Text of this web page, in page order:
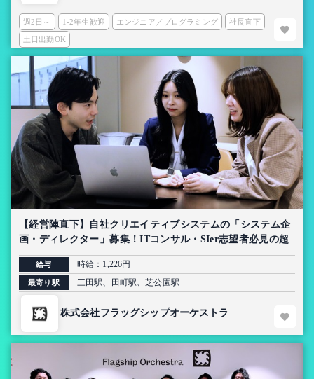
週2日～ 1-2年生歓迎 エンジニア／プログラミング 社長直下
土日出勤OK
【経営陣直下】自社クリエイティブシステムの「システム企
画・ディレクター」募集！ITコンサル・SIer志望者必見の超
上流インターン【AI導入プロジェクト】
給与 時給：1,226円
最寄り駅 三田駅、田町駅、芝公園駅
株式会社フラッグシップオーケストラ